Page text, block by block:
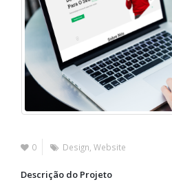
0 Design,Website
Descrição do Projeto